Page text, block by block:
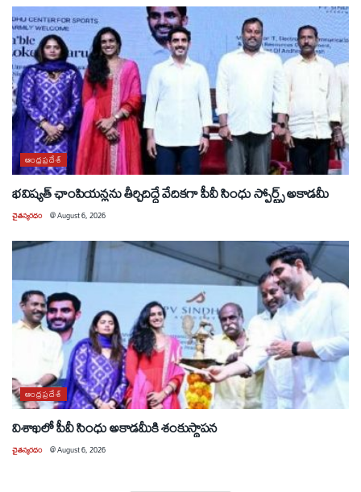
ఆంధ్రప్రదేశ్
భవిష్యత్ ఛాంపియన్లను తీర్చిదిద్దే వేదికగా పీవీ సింధు స్పోర్ట్స్ అకాడమీ
చైతన్యరధం @August 6, 2026
ఆంధ్రప్రదేశ్
విశాఖలో పీవీ సింధు అకాడమీకి శంకుస్థాపన
చైతన్యరధం @August 6, 2026